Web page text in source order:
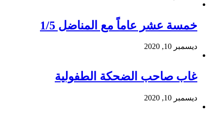
خمسة عشر عاماً مع المناضل 1/5
ديسمبر 10, 2020
غاب صاحب الضحكة الطفولية
ديسمبر 10, 2020